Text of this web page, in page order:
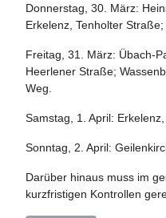
Donnerstag, 30. März:
Erkelenz, Tenholter
Freitag, 31. März: Übach-
Heerlener Straße;
Weg.
Samstag, 1. April:
Sonntag, 2. April:
Darüber hinaus muss im
kurzfristigen Kontrollen